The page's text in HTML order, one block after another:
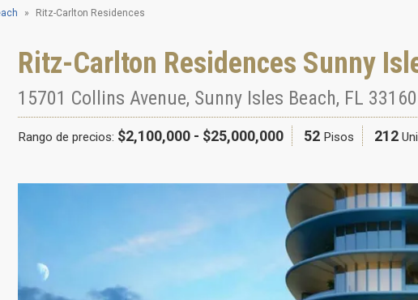
Ritz-Carlton Residences
Ritz-Carlton Residences Sunny
15701 Collins Avenue, Sunny Isles Beach, FL 33160
Rango de precios: $2,100,000 - $25,000,000 52 Pisos 212